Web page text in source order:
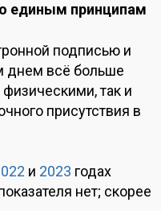
единым принципам
подписью и
днем всё больше
так и
присутствия в
и 2023 годах
нет; скорее